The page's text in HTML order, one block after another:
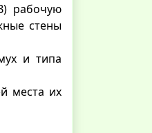
рабочую
стены
и типа
места их